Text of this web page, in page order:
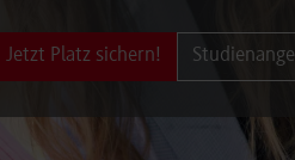
Jetzt Platz sichern!